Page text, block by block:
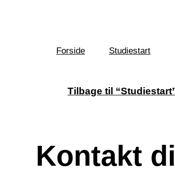
Forside Studiestart
Tilbage til
Kontakt